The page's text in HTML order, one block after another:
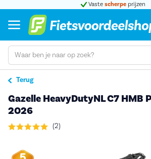
Vaste scherpe prijzen
Terug
Gazelle HeavyDutyNL C7 HMB
2026
(2)